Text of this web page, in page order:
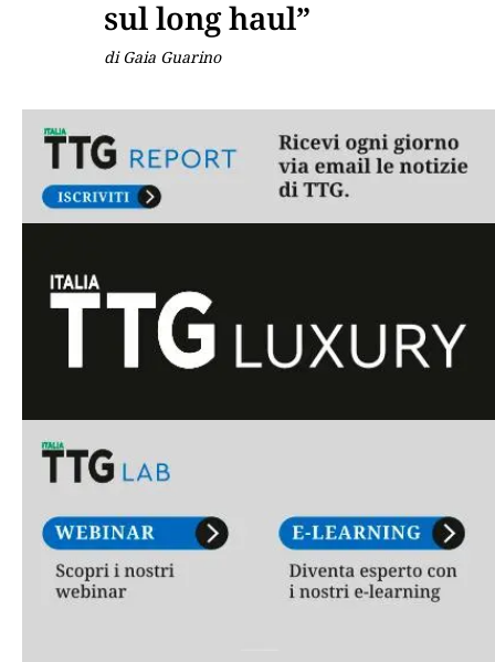
sul long haul”
di Gaia Guarino